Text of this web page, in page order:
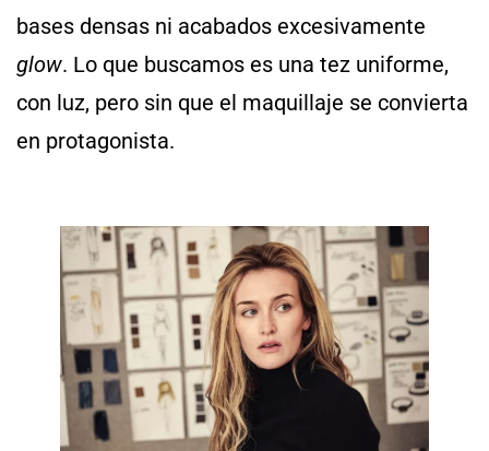
bases densas ni acabados excesivamente
glow. Lo que buscamos es una tez uniforme,
con luz, pero sin que el maquillaje se convierta
en protagonista.